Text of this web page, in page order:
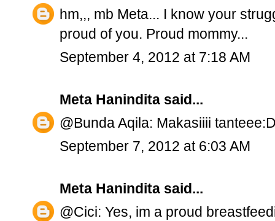
hm,,, mb Meta... I know your
proud of you. Proud mommy...
September 4, 2012 at 7:18 AM
Meta Hanindita said...
@Bunda Aqila: Makasiiii
September 7, 2012 at 6:03 AM
Meta Hanindita said...
@Cici: Yes, im a proud